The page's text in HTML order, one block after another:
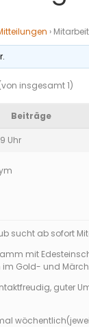
›
insgesamt 1)
Beiträge
Uhr
sucht ab sofort
mit
Gold- und
guter